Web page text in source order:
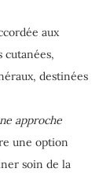
aux
cutanées,
destinées
approche
une option
soin de la